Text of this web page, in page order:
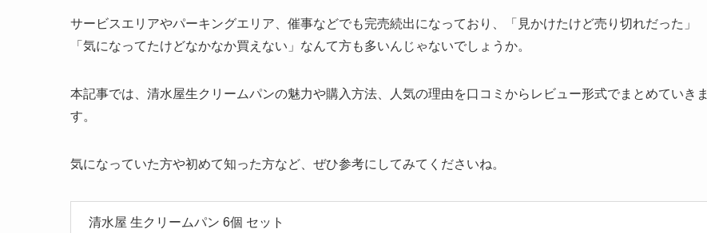
サービスエリアやパーキングエリア、催事などでも完売続出になっており、「見かけたけど売り切れだった」
「気になってたけどなかなか買えない」なんて方も多いんじゃないでしょうか。
本記事では、清水屋生クリームパンの魅力や購入方法、人気の理由を口コミからレビュー形式でまとめていきま
す。
気になっていた方や初めて知った方など、ぜひ参考にしてみてくださいね。
清水屋 生クリームパン 6個 セット